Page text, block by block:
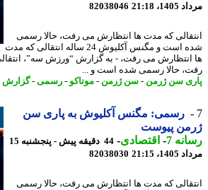
21:18
82038046
که مدت ها انتظارش می رفت، حالا رسمی
شده است و مگنس آکلیوش 24 ساله انتقالی که مدت
می رفت، - به گزارش “ورزش سه”، انتقالی
حالا رسمی شده است و ...
سن ژرمن -سن ژرمن -موناکو-رسمی-گزارش -
رسمی: مگنس آکلیوش به پاری سن
پیوست
7
-اقتصادی-
44 دقیقه پیش - پنجشنبه 15
21:15
82038030
که مدت ها انتظارش می رفت، حالا رسمی